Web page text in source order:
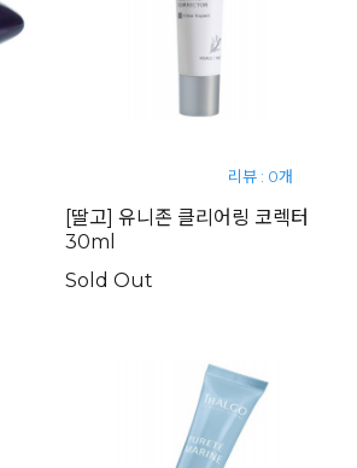
리뷰 : 0개
[딸고] 유니존 클리어링 코렉터
30ml
Sold Out